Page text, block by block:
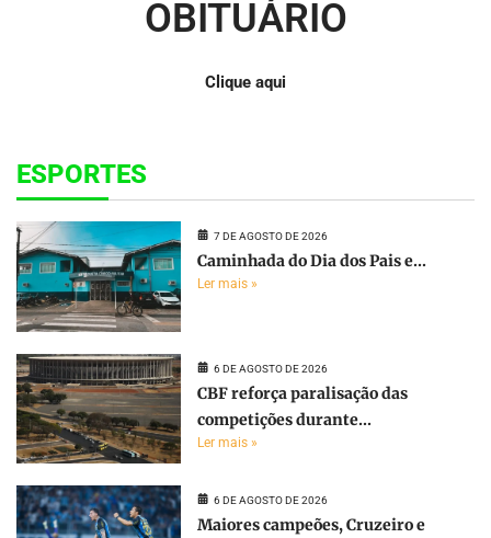
OBITUÁRIO
Clique aqui
ESPORTES
7 DE AGOSTO DE 2026
Caminhada do Dia dos Pais e...
Ler mais »
6 DE AGOSTO DE 2026
CBF reforça paralisação das
competições durante...
Ler mais »
6 DE AGOSTO DE 2026
Maiores campeões, Cruzeiro e